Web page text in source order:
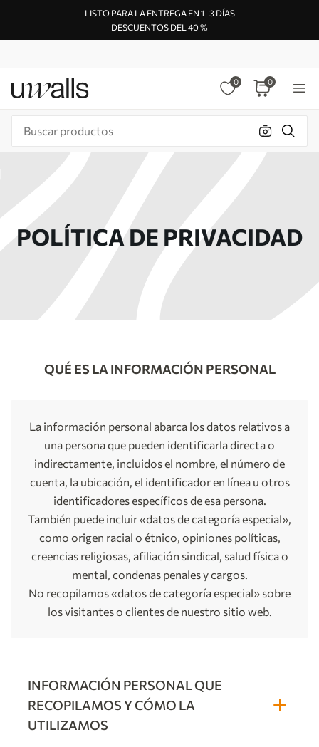
LISTO PARA LA ENTREGA EN 1–3 DÍAS
DESCUENTOS DEL 40 %
0 0
POLÍTICA DE PRIVACIDAD
QUÉ ES LA INFORMACIÓN PERSONAL
La información personal abarca los datos relativos a
una persona que pueden identificarla directa o
indirectamente, incluidos el nombre, el número de
cuenta, la ubicación, el identificador en línea u otros
identificadores específicos de esa persona.
También puede incluir «datos de categoría especial»,
como origen racial o étnico, opiniones políticas,
creencias religiosas, afiliación sindical, salud física o
mental, condenas penales y cargos.
No recopilamos «datos de categoría especial» sobre
los visitantes o clientes de nuestro sitio web.
INFORMACIÓN PERSONAL QUE
RECOPILAMOS Y CÓMO LA
UTILIZAMOS